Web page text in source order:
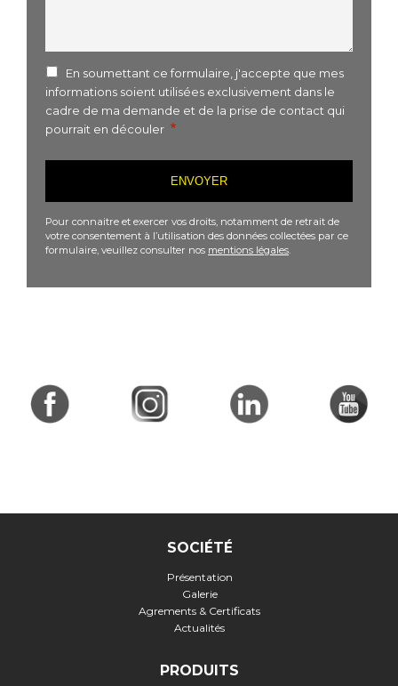
En soumettant ce formulaire, j'accepte que mes
informations soient utilisées exclusivement dans le
cadre de ma demande et de la prise de contact qui
pourrait en découler
Pour connaitre et exercer vos droits, notamment de retrait de
votre consentement à l’utilisation des données collectées par ce
formulaire, veuillez consulter nos mentions légales
SOCIÉTÉ
Présentation
Galerie
Agrements & Certificats
Actualités
PRODUITS